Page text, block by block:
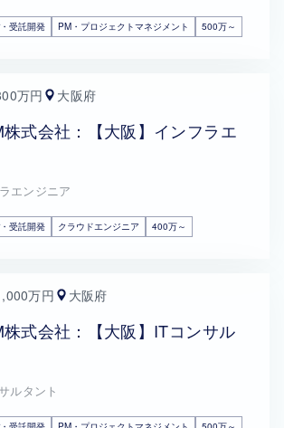
受託開発 PM・プロジェクトマネジメント 500万～
万円 大阪府
株式会社：【大阪】インフラエ
エンジニア
受託開発 クラウドエンジニア 400万～
万円 大阪府
株式会社：【大阪】ITコンサル
ルタント